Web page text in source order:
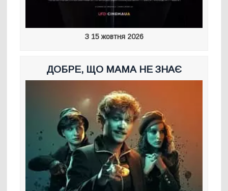
З 15 жовтня 2026
ДОБРЕ, ЩО МАМА НЕ ЗНАЄ